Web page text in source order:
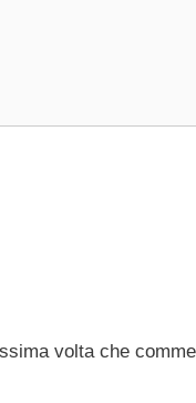
volta che